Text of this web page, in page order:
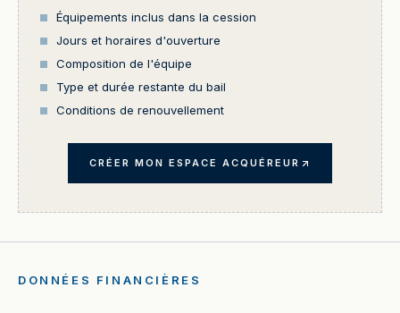
Équipements inclus dans la cession
Jours et horaires d'ouverture
Composition de l'équipe
Type et durée restante du bail
Conditions de renouvellement
CRÉER MON ESPACE ACQUÉREUR
DONNÉES FINANCIÈRES